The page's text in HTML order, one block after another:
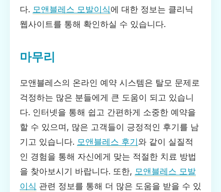
다. 모앤블레스 모발이식에 대한 정보는 클리닉
웹사이트를 통해 확인하실 수 있습니다.
마무리
모앤블레스의 온라인 예약 시스템은 탈모 문제로
걱정하는 많은 분들에게 큰 도움이 되고 있습니
다. 인터넷을 통해 쉽고 간편하게 소중한 예약을
할 수 있으며, 많은 고객들이 긍정적인 후기를 남
기고 있습니다. 모앤블레스 후기 와 같이 실질적
인 경험을 통해 자신에게 맞는 적절한 치료 방법
을 찾아보시기 바랍니다. 또한, 모앤블레스 모발
이식 관련 정보를 통해 더 많은 도움을 받을 수 있